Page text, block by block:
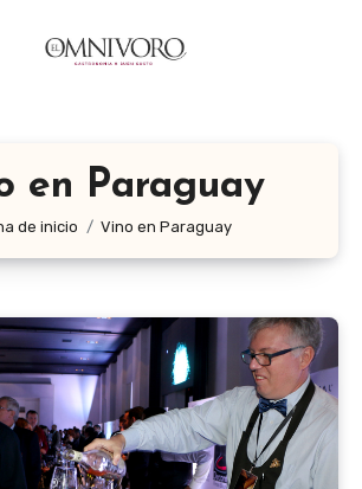
en Paraguay
de inicio Vino en Paraguay